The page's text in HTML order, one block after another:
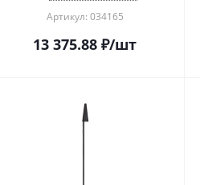
Артикул: 034165
13 375.88 ₽/шт